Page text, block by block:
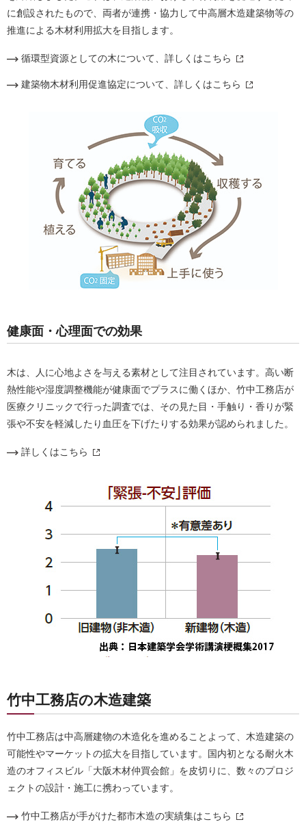
に創設されたもので、両者が連携・協力して中高層木造建築物等の
推進による木材利用拡大を目指します。
循環型資源としての木について、詳しくはこちら
建築物木材利用促進協定について、詳しくはこちら
健康面・心理面での効果
木は、人に心地よさを与える素材として注目されています。高い断
熱性能や湿度調整機能が健康面でプラスに働くほか、竹中工務店が
医療クリニックで行った調査では、その見た目・手触り・香りが緊
張や不安を軽減したり血圧を下げたりする効果が認められました。
詳しくはこちら
竹中工務店の木造建築
竹中工務店は中高層建物の木造化を進めることよって、木造建築の
可能性やマーケットの拡大を目指しています。国内初となる耐火木
造のオフィスビル「大阪木材仲買会館」を皮切りに、数々のプロジ
ェクトの設計・施工に携わっています。
竹中工務店が手がけた都市木造の実績集はこちら